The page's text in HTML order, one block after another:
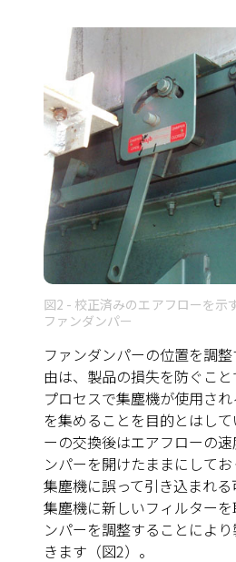
図2 - 校正済みのエアフローを示
ファンダンパー
ファンダンパーの位置を調
由は、製品の損失を防ぐこ
プロセスで集塵機が使用さ
を集めることを目的とはし
ーの交換後はエアフローの
ンパーを開けたままにして
集塵機に誤って引き込まれる
集塵機に新しいフィルター
ンパーを調整することによ
きます （図2） 。